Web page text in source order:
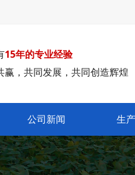
15年的专业经验
赢，共同发展，共同创造辉煌
公司新闻 生